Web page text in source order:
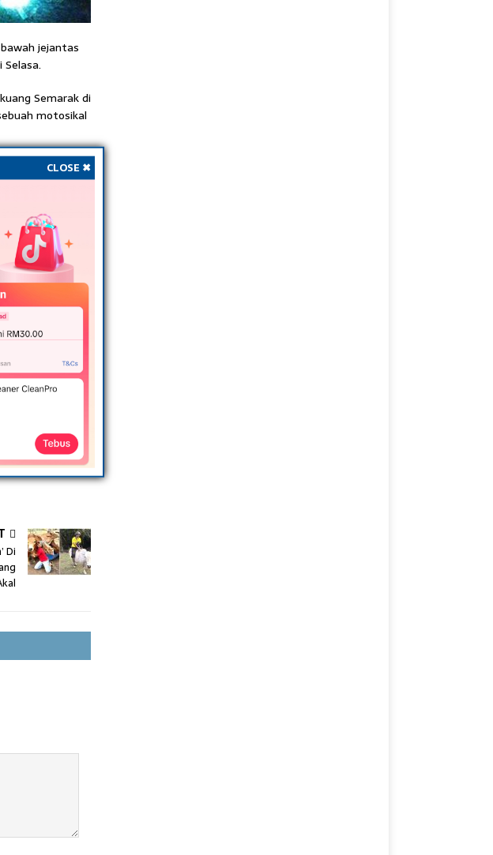
jejantas
Semarak di
motosikal
anak lelaki.
bawah
Polis
belah kakinya.
dua
untuk
kemudian
ini tiada
Jalan
Di
CLOSE ✖